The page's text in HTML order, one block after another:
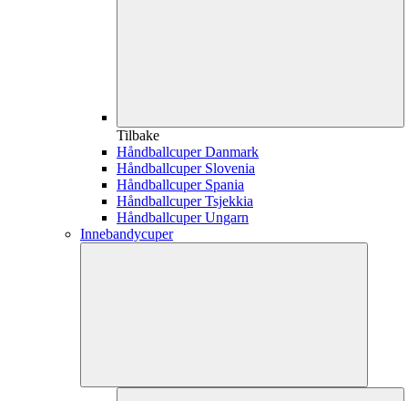
Tilbake
Håndballcuper Danmark
Håndballcuper Slovenia
Håndballcuper Spania
Håndballcuper Tsjekkia
Håndballcuper Ungarn
Innebandycuper